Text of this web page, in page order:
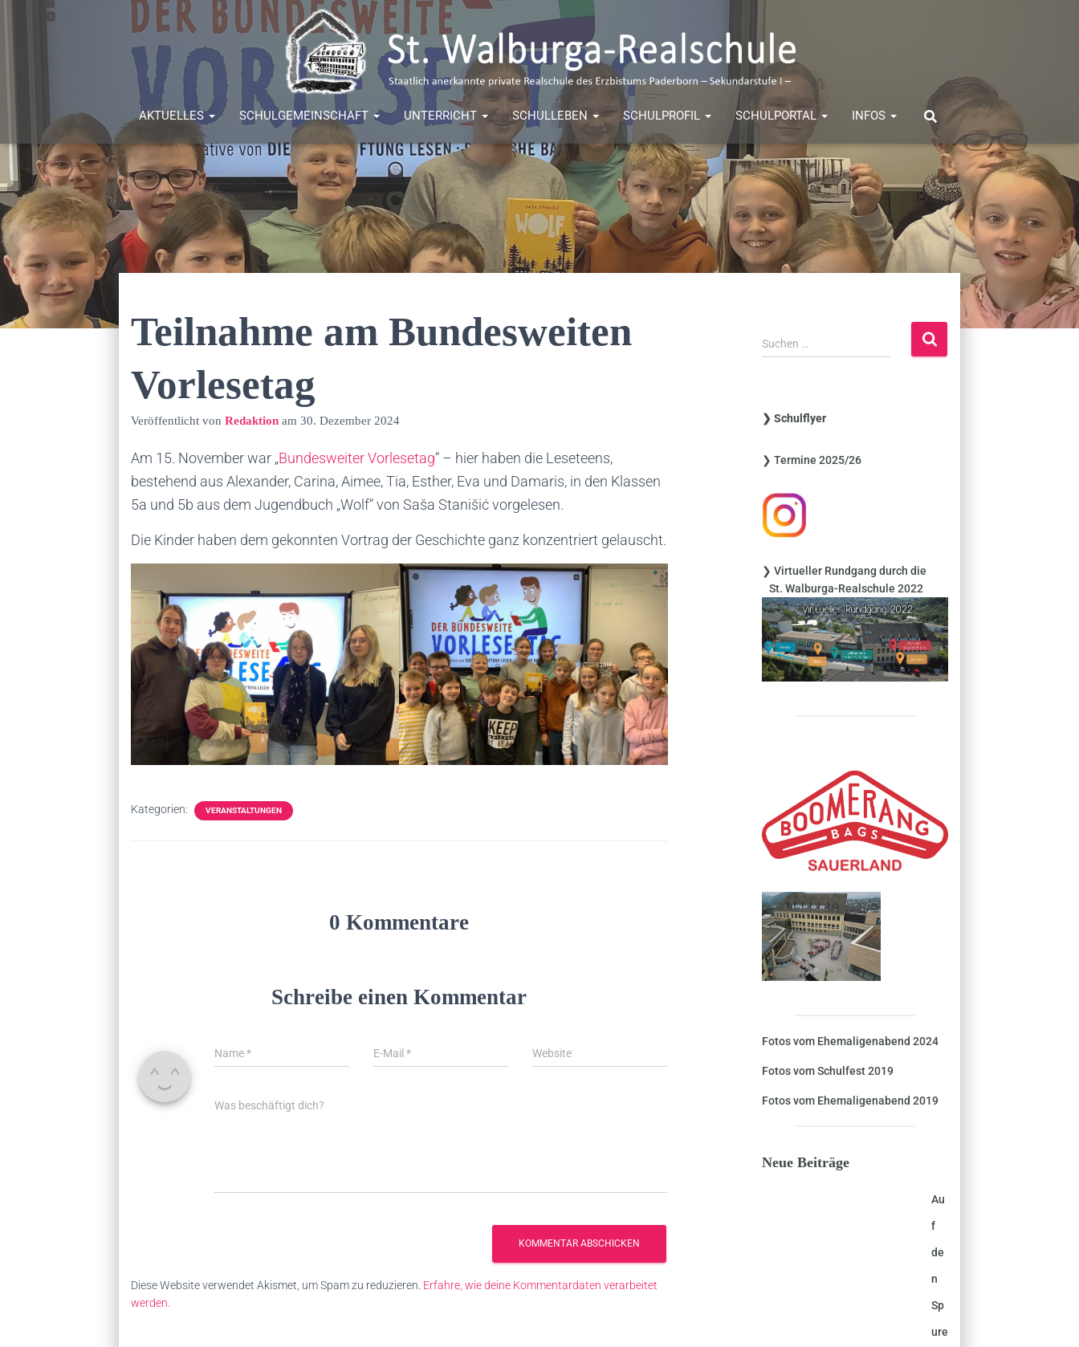
AKTUELLES SCHULGEMEINSCHAFT UNTERRICHT SCHULLEBEN SCHULPROFIL SCHULPORTAL INFOS
Teilnahme am Bundesweiten
Vorlesetag
Veröffentlicht von Redaktionam 30. Dezember 2024
Am 15. November war „Bundesweiter Vorlesetag“ – hier haben die Leseteens,
bestehend aus Alexander, Carina, Aimee, Tia, Esther, Eva und Damaris, in den Klassen
5a und 5b aus dem Jugendbuch „Wolf“ von Saša Stanišić vorgelesen.
Die Kinder haben dem gekonnten Vortrag der Geschichte ganz konzentriert gelauscht.
Kategorien: VERANSTALTUNGEN
0 Kommentare
Schreibe einen Kommentar
Name* E-Mail * Website
Was beschäftigt dich?
Diese Website verwendet Akismet, um Spam zu reduzieren. Erfahre, wie deine Kommentardaten verarbeitet
werden.
S
u
n
a
h
:
Suchen …
❯ Schulflyer
❯ Termine 2025/26
❯ Virtueller Rundgang durch die
St. Walburga-Realschule 2022
Fotos vom Ehemaligenabend 2024
Fotos vom Schulfest 2019
Fotos vom Ehemaligenabend 2019
Neue Beiträge
Au
f
de
n
Sp
ure